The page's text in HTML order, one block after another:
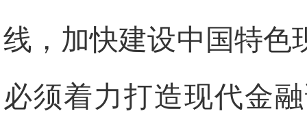
线，加快建设中国特色
必须着力打造现代金